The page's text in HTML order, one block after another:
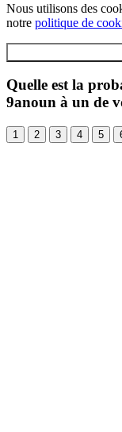
Nous utilisons des
notre politique de
Quelle est la
9anoun à un de
1 2 3 4 5